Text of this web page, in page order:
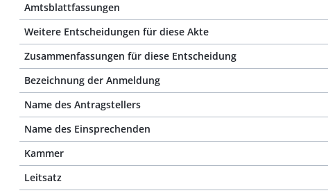
Amtsblattfassungen
Weitere Entscheidungen für diese Akte
Zusammenfassungen für diese Entscheidung
Bezeichnung der Anmeldung
Name des Antragstellers
Name des Einsprechenden
Kammer
Leitsatz